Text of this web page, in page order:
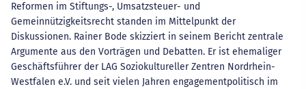
Reformen im Stiftungs-, Umsatzsteuer- und
Gemeinnützigkeitsrecht standen im Mittelpunkt der
Diskussionen. Rainer Bode skizziert in seinem Bericht zentrale
Argumente aus den Vorträgen und Debatten. Er ist ehemaliger
Geschäftsführer der LAG Soziokultureller Zentren Nordrhein-
Westfalen e.V. und seit vielen Jahren engagementpolitisch im